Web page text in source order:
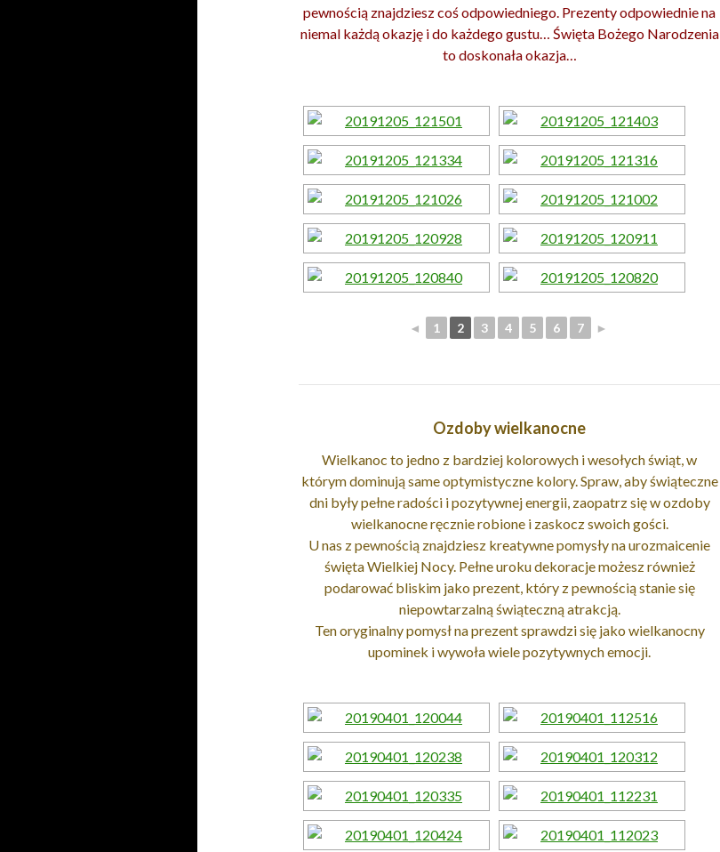
pewnością znajdziesz coś odpowiedniego. Prezenty odpowiednie na
niemal każdą okazję i do każdego gustu… Święta Bożego Narodzenia
to doskonała okazja…
◄ 1 2 3 4 5 6 7 ►
Ozdoby wielkanocne
Wielkanoc to jedno z bardziej kolorowych i wesołych świąt, w
którym dominują same optymistyczne kolory. Spraw, aby świąteczne
dni były pełne radości i pozytywnej energii, zaopatrz się w ozdoby
wielkanocne ręcznie robione i zaskocz swoich gości.
U nas z pewnością znajdziesz kreatywne pomysły na urozmaicenie
święta Wielkiej Nocy. Pełne uroku dekoracje możesz również
podarować bliskim jako prezent, który z pewnością stanie się
niepowtarzalną świąteczną atrakcją.
Ten oryginalny pomysł na prezent sprawdzi się jako wielkanocny
upominek i wywoła wiele pozytywnych emocji.